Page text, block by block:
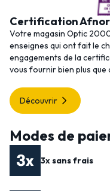
Certification Afnor
Votre magasin Optic
enseignes qui ont fait le
engagements de la
vous fournir bien plus que
Découvrir
Modes de
3x sans frais